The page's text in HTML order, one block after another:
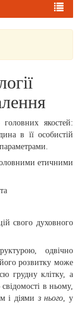
головних якостей:
в її особистій
етичними
свого духовного
одвічно
розвитку може
грудну клітку, а
в ньому,
і діями з нього, у